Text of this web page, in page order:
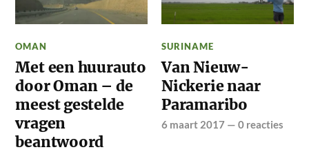
OMAN
Met een huurauto
door Oman – de
meest gestelde
vragen
beantwoord
SURINAME
Van Nieuw-
Nickerie naar
Paramaribo
6 maart 2017 —0 reacties